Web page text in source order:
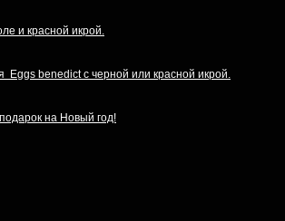
и красной икрой.
Eggs benedict с черной или красной икрой.
на Новый год!